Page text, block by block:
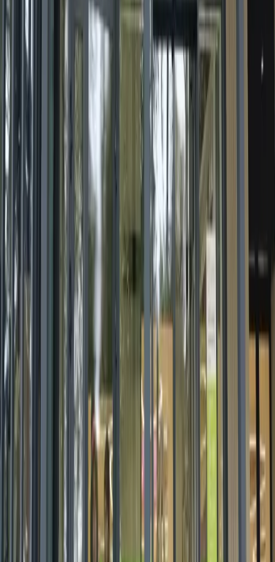
Зеркальная плёнка на окна: как
работает и какую выбрать
Зеркальная плёнка отражает до 80% солнечного
тепла, скрывает помещение от посторонних глаз
днём и при этом сохраняет вид из окна. Разбираем,
как она работает, какие бывают степени затемнения
и что учесть перед установкой.
Читать
Атермальная плёнка для окон:
прохлада летом без затемнения
Атермальная плёнка задерживает инфракрасное
излучение, главный источник жары в помещении, но
остаётся почти прозрачной. Идеальное решение,
когда нужна прохлада летом без тёмных окон.
Читать
Матовая плёнка на стекло:
приватность без штор и жалюзи
Матовая плёнка превращает обычное стекло в
«пескоструйное»: свет проходит, а силуэты и детали
нет. Самый быстрый и недорогой способ сделать
стеклянную перегородку, душевую или окно
непрозрачными.
Тонировка балкона и лоджии:
зачем нужна и какую плёнку
выбрать
Застеклённый балкон летом нагревается до 50 °C и
просматривается с улицы. Тонировочная плёнка
решает обе проблемы за один день. Разбираем,
какую плёнку выбрать под вашу ситуацию.